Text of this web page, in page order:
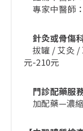
專家中醫師
針灸或骨傷
拔罐 / 艾灸 /
元-210元
門診配藥服
加配藥—濃